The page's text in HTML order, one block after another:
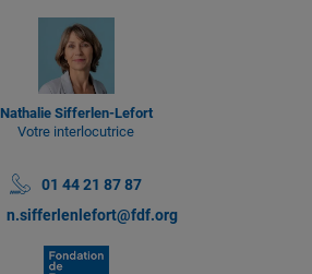
Nathalie Sifferlen-Lefort
Votre interlocutrice
01 44 21 87 87
n.sifferlenlefort@fdf.org